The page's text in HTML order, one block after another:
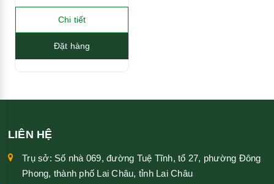
Chi tiết
Đặt hàng
LIÊN HỆ
Trụ sở: Số nhà 069, đường Tuệ Tĩnh, tổ 27, phường Đông
Phong, thành phố Lai Châu, tỉnh Lai Châu